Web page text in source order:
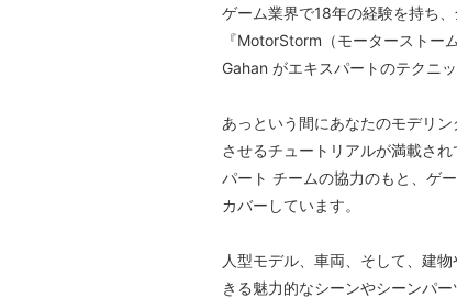
ゲーム業界で18年の経験を持ち
『MotorStorm（モーターストー
Gahan がエキスパートのテクニッ
あっという間にあなたのモデリ
させるチュートリアルが満載さ
パート チームの協力のもと、ゲ
カバーしています。
人型モデル、車両、そして、建
きる魅力的なシーンやシーンパ